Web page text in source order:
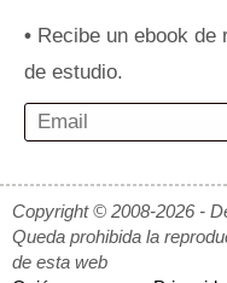
• Recibe un ebook de
de estudio.
Copyright © 2008-2026 -
Queda prohibida la
de esta web